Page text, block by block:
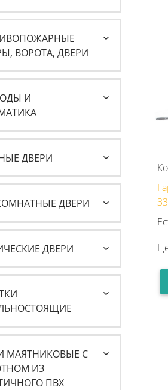
ВОРОТА, ДВЕРИ
И
ДВЕРИ
ДВЕРИ
ДВЕРИ
МАЯТНИКОВЫЕ С
ИЗ
ПВХ